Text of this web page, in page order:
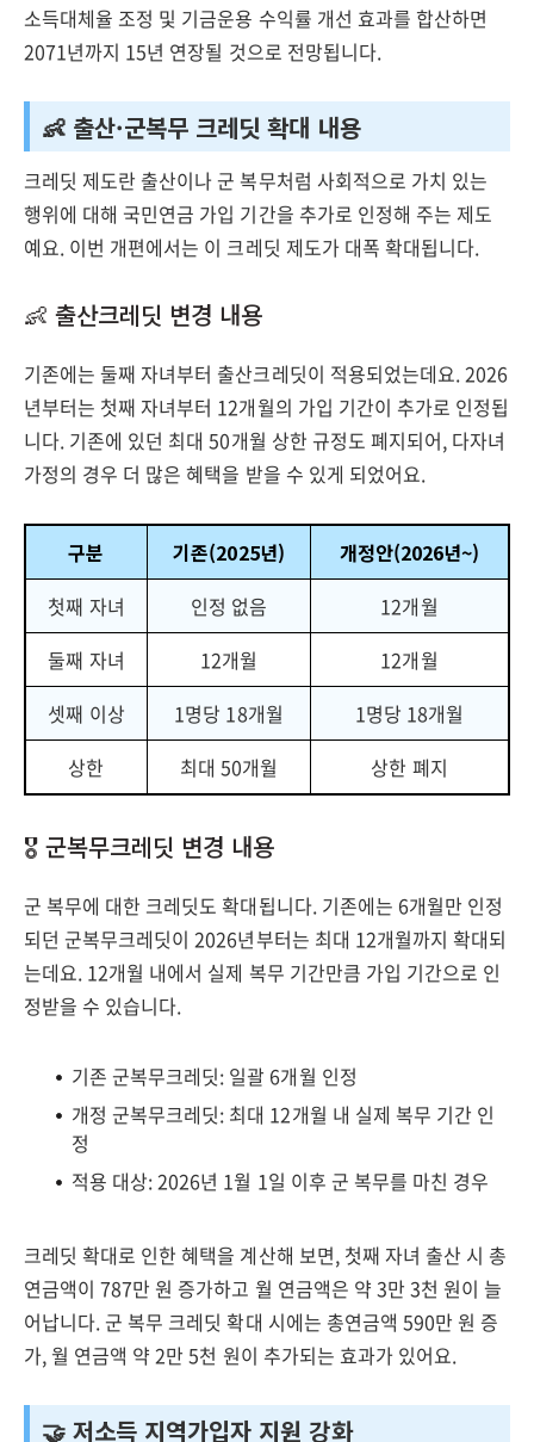
소득대체율 조정 및 기금운용 수익률 개선 효과를 합산하면
2071년까지 15년 연장될 것으로 전망됩니다.
👶 출산·군복무 크레딧 확대 내용
크레딧 제도란 출산이나 군 복무처럼 사회적으로 가치 있는
행위에 대해 국민연금 가입 기간을 추가로 인정해 주는 제도
예요. 이번 개편에서는 이 크레딧 제도가 대폭 확대됩니다.
👶 출산크레딧 변경 내용
기존에는 둘째 자녀부터 출산크레딧이 적용되었는데요. 2026
년부터는 첫째 자녀부터 12개월의 가입 기간이 추가로 인정됩
니다. 기존에 있던 최대 50개월 상한 규정도 폐지되어, 다자녀
가정의 경우 더 많은 혜택을 받을 수 있게 되었어요.
구분 기존(2025년)
개정안(2026년~)
첫째 자녀
인정 없음
12개월
둘째 자녀
12개월
12개월
셋째 이상
1명당 18개월
1명당 18개월
상한
최대 50개월 상한 폐지
🎖️ 군복무크레딧 변경 내용
군 복무에 대한 크레딧도 확대됩니다. 기존에는 6개월만 인정
되던 군복무크레딧이 2026년부터는 최대 12개월까지 확대되
는데요. 12개월 내에서 실제 복무 기간만큼 가입 기간으로 인
정받을 수 있습니다.
기존 군복무크레딧: 일괄 6개월 인정
개정 군복무크레딧: 최대 12개월 내 실제 복무 기간 인
정
적용 대상: 2026년 1월 1일 이후 군 복무를 마친 경우
크레딧 확대로 인한 혜택을 계산해 보면, 첫째 자녀 출산 시 총
연금액이 787만 원 증가하고 월 연금액은 약 3만 3천 원이 늘
어납니다. 군 복무 크레딧 확대 시에는 총연금액 590만 원 증
가, 월 연금액 약 2만 5천 원이 추가되는 효과가 있어요.
🤝 저소득 지역가입자 지원 강화